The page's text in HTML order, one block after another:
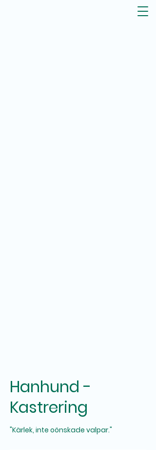
Hanhund -
Kastrering
"Kärlek, inte oönskade valpar."